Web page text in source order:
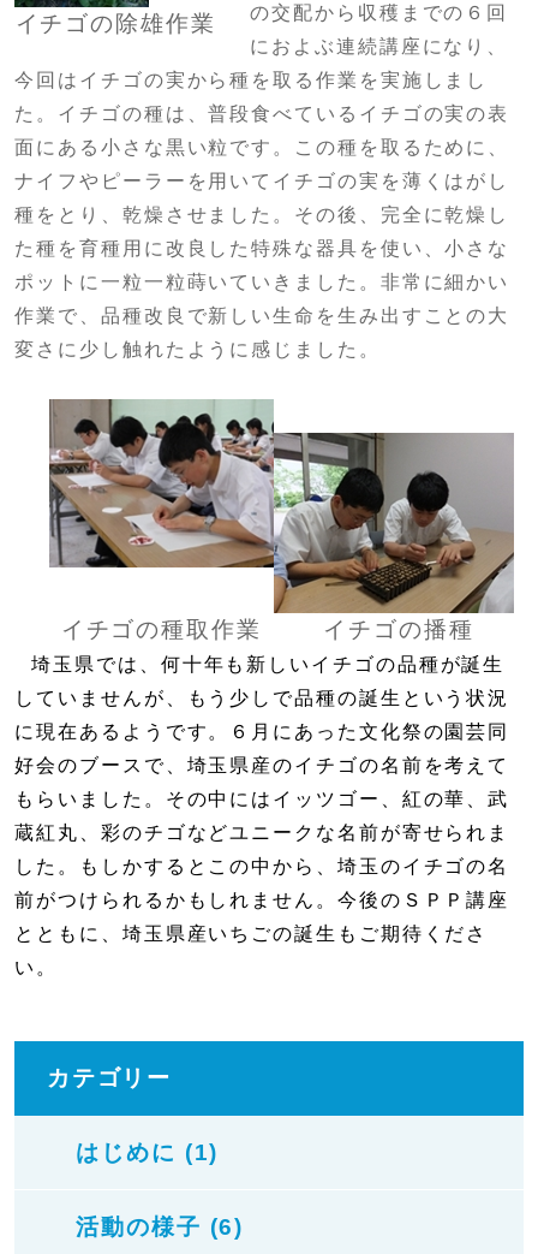
イチゴの除雄作業
の交配から収穫までの６回
におよぶ連続講座になり、
今回はイチゴの実から種を取る作業を実施しまし
た。イチゴの種は、普段食べているイチゴの実の表
面にある小さな黒い粒です。この種を取るために、
ナイフやピーラーを用いてイチゴの実を薄くはがし
種をとり、乾燥させました。その後、完全に乾燥し
た種を育種用に改良した特殊な器具を使い、小さな
ポットに一粒一粒蒔いていきました。非常に細かい
作業で、品種改良で新しい生命を生み出すことの大
変さに少し触れたように感じました。
イチゴの種取作業 イチゴの播種
埼玉県では、何十年も新しいイチゴの品種が誕生
していませんが、もう少しで品種の誕生という状況
に現在あるようです。６月にあった文化祭の園芸同
好会のブースで、埼玉県産のイチゴの名前を考えて
もらいました。その中にはイッツゴー、紅の華、武
蔵紅丸、彩のチゴなどユニークな名前が寄せられま
した。もしかするとこの中から、埼玉のイチゴの名
前がつけられるかもしれません。今後のＳＰＰ講座
とともに、埼玉県産いちごの誕生もご期待くださ
い。
カテゴリー
はじめに (1)
活動の様子 (6)